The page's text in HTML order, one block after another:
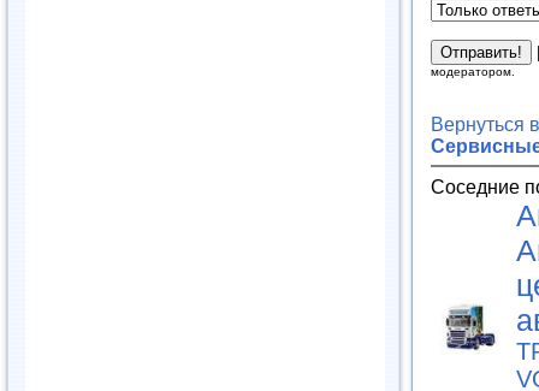
модератором.
Вернуться
Соседние